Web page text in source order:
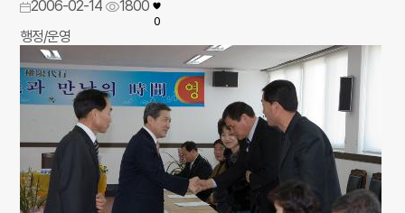
2006-02-14
1800
0
행정/운영